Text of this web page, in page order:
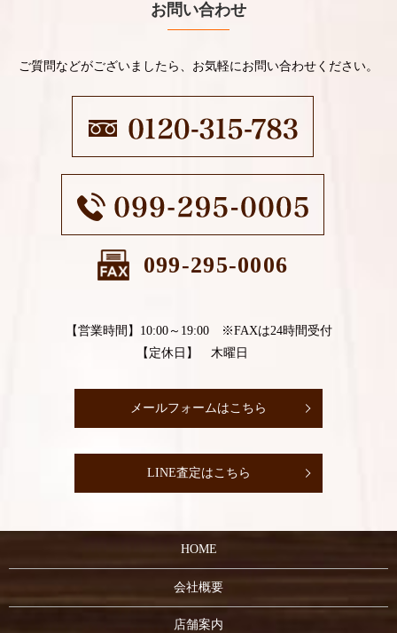
お問い合わせ
ご質問などがございましたら、お気軽にお問い合わせください。
099-295-0006
【営業時間】10:00～19:00 ※FAXは24時間受付
【定休日】 木曜日
メールフォームはこちら
LINE査定はこちら
HOME
会社概要
店舗案内